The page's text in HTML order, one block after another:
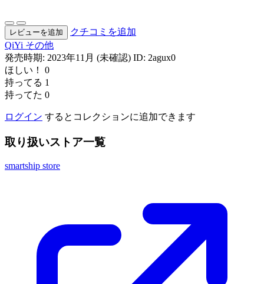
レビューを追加
クチコミを追加
QiYi その他
発売時期: 2023年11月 (未確認) ID: 2agux0
ほしい！
0
持ってる 1
持ってた 0
ログイン するとコレクションに追加できます
取り扱いストア一覧
smartship store